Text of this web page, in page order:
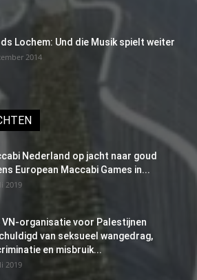
Lochem: Und die Musik spielt weiter
2014
Nederland op jacht naar goud
European Maccabi Games in...
2019
VN-organisatie voor Palestijnen
van seksueel wangedrag,
en misbruik...
2019